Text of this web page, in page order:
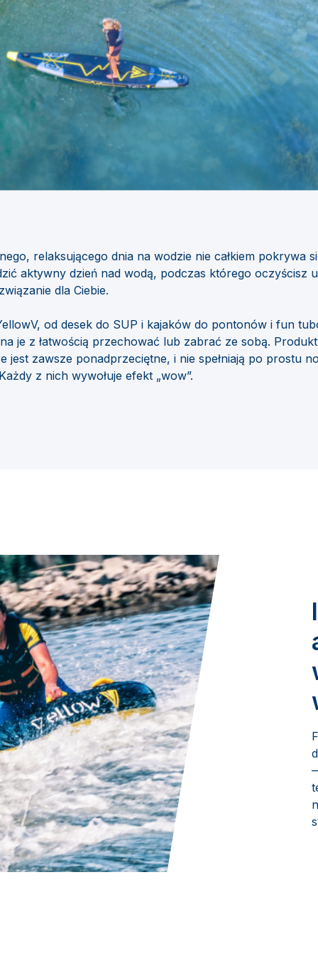
relaksującego dnia na wodzie nie całkiem pokrywa
aktywny dzień nad wodą, podczas którego oczyścisz
dla Ciebie.
od desek do SUP i kajaków do pontonów i fun
je z łatwością przechować lub zabrać ze sobą.
jest zawsze ponadprzeciętne, i nie spełniają po prostu
z nich wywołuje efekt „wow”.